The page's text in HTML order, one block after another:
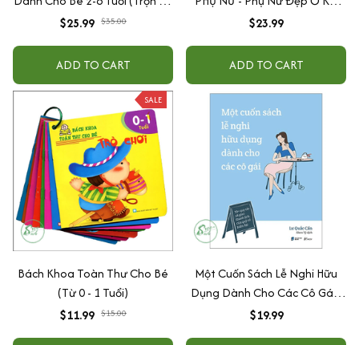
10 cuốn)
$25.99 $35.00
ADD TO CART
Chất
$23.99
ADD TO CART
SALE
Bách Khoa Toàn Thư Cho Bé
(Từ 0 - 1 Tuổi)
$11.99 $15.00
Một Cuốn Sách Lễ Nghi Hữu
Dụng Dành Cho Các Cô Gái -
70+ Quy Tắc Xã Giao Thanh
$19.99